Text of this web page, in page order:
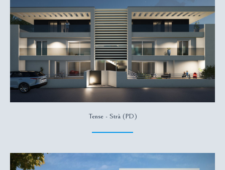
Tense - Strà (PD)